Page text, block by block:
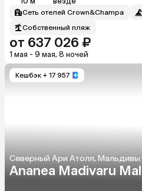
Сеть отелей Crown&Champa
Собственный пляж
от 637 026 ₽
1 мая - 9 мая, 8 ночей
Кешбэк + 17 957
Северный Ари Атолл, Мальдивы
Ananea Madivaru